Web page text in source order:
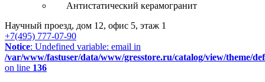
Антистатический керамогранит
Научный проезд, дом 12, офис 5, этаж 1
+7(495) 777-07-90
Notice: Undefined variable: email in
/var/www/fastuser/data/www/gresstore.ru/catalog/view/theme/
on line 136